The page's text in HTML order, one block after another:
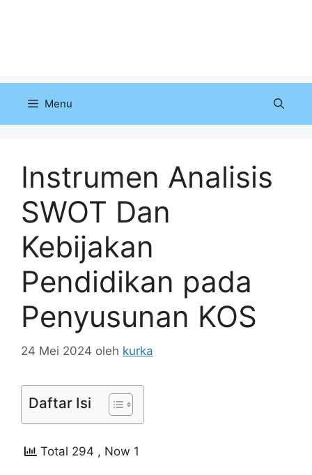
Menu
Instrumen Analisis
SWOT Dan
Kebijakan
Pendidikan pada
Penyusunan KOS
24 Mei 2024 oleh kurka
Daftar Isi
Total 294 , Now 1